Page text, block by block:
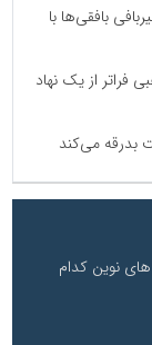
بافقی‌ها با
فراتر از یک نهاد
بدرقه می‌کند
نوین کدام